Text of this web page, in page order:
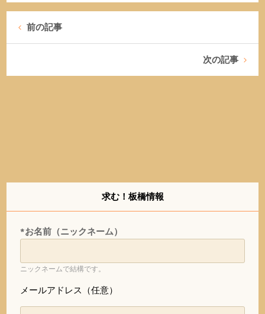
前の記事
次の記事
求む！板橋情報
*お名前（ニックネーム）
ニックネームで結構です。
メールアドレス（任意）